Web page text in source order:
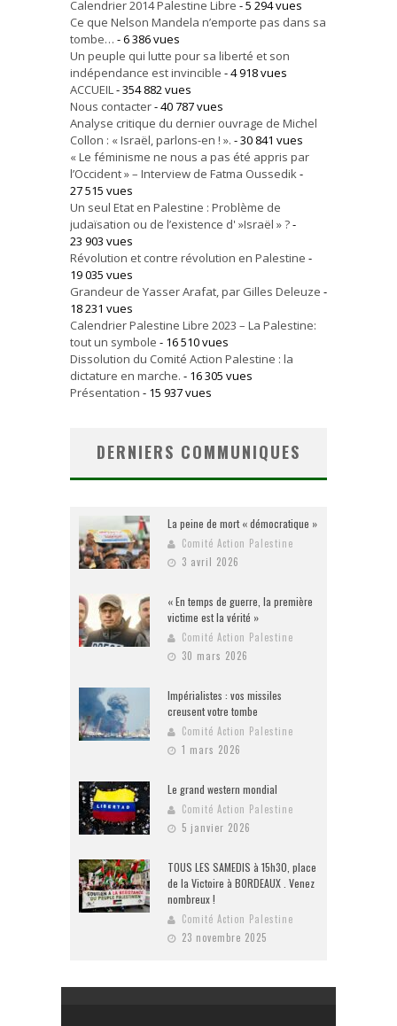
Calendrier 2014 Palestine Libre - 5 294 vues
Ce que Nelson Mandela n’emporte pas dans sa
tombe… - 6 386 vues
Un peuple qui lutte pour sa liberté et son
indépendance est invincible - 4 918 vues
ACCUEIL - 354 882 vues
Nous contacter- 40 787 vues
Analyse critique du dernier ouvrage de Michel
Collon : « Israël, parlons-en ! ». - 30 841 vues
« Le féminisme ne nous a pas été appris par
l’Occident » – Interview de Fatma Oussedik -
27 515 vues
Un seul Etat en Palestine : Problème de
judaïsation ou de l’existence d' »Israël » ?-
23 903 vues
Révolution et contre révolution en Palestine -
19 035 vues
Grandeur de Yasser Arafat, par Gilles Deleuze -
18 231 vues
Calendrier Palestine Libre 2023 – La Palestine:
tout un symbole - 16 510 vues
Dissolution du Comité Action Palestine : la
dictature en marche. - 16 305 vues
Présentation - 15 937 vues
DERNIERS COMMUNIQUES
La peine de mort « démocratique »
Comité Action Palestine
3 avril 2026
« En temps de guerre, la première
victime est la vérité »
Comité Action Palestine
30 mars 2026
Impérialistes : vos missiles
creusent votre tombe
Comité Action Palestine
1 mars 2026
Le grand western mondial
Comité Action Palestine
5 janvier 2026
TOUS LES SAMEDIS à 15h30, place
de la Victoire à BORDEAUX . Venez
nombreux !
Comité Action Palestine
23 novembre 2025